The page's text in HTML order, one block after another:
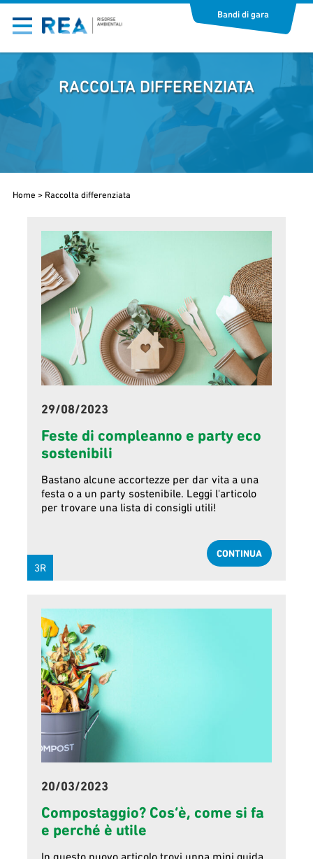
Bandi di gara
RACCOLTA DIFFERENZIATA
Home > Raccolta differenziata
29/08/2023
Feste di compleanno e party eco
sostenibili
Bastano alcune accortezze per dar vita a una
festa o a un party sostenibile. Leggi l'articolo
per trovare una lista di consigli utili!
3R
CONTINUA
20/03/2023
Compostaggio? Cos’è, come si fa
e perché è utile
In questo nuovo articolo trovi unna mini guida